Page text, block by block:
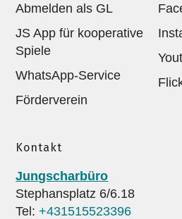
Abmelden als GL
JS App für kooperative
Spiele
WhatsApp-Service
Förderverein
Kontakt
Jungscharbüro
Stephansplatz 6/6.18
Tel:+431515523396